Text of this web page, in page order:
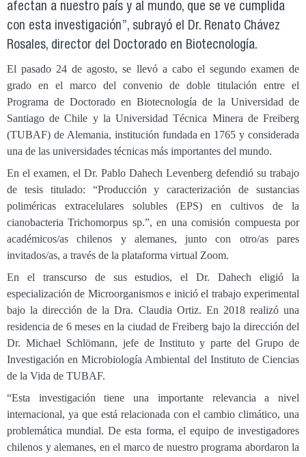
afectan a nuestro país y al mundo, que se ve cumplida
con esta investigación”, subrayó el Dr. Renato Chávez
Rosales, director del Doctorado en Biotecnología.
El pasado 24 de agosto, se llevó a cabo el segundo examen de
grado en el marco del convenio de doble titulación entre el
Programa de Doctorado en Biotecnología de la Universidad de
Santiago de Chile y la Universidad Técnica Minera de Freiberg
(TUBAF) de Alemania, institución fundada en 1765 y considerada
una de las universidades técnicas más importantes del mundo.
En el examen, el Dr. Pablo Dahech Levenberg defendió su trabajo
de tesis titulado: “Producción y caracterización de sustancias
poliméricas extracelulares solubles (EPS) en cultivos de la
cianobacteria Trichomorpus sp.”, en una comisión compuesta por
académicos/as chilenos y alemanes, junto con otro/as pares
invitados/as, a través de la plataforma virtual Zoom.
En el transcurso de sus estudios, el Dr. Dahech eligió la
especialización de Microorganismos e inició el trabajo experimental
bajo la dirección de la Dra. Claudia Ortiz. En 2018 realizó una
residencia de 6 meses en la ciudad de Freiberg bajo la dirección del
Dr. Michael Schlömann, jefe de Instituto y parte del Grupo de
Investigación en Microbiología Ambiental del Instituto de Ciencias
de la Vida de TUBAF.
“Esta investigación tiene una importante relevancia a nivel
internacional, ya que está relacionada con el cambio climático, una
problemática mundial. De esta forma, el equipo de investigadores
chilenos y alemanes, en el marco de nuestro programa abordaron la